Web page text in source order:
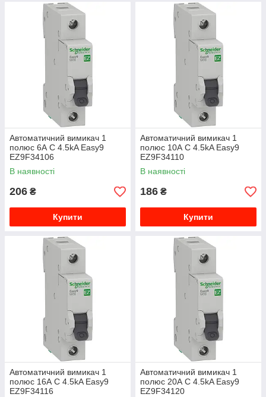
Автоматичний вимикач 1
полюс 6А C 4.5kA Easy9
EZ9F34106
В наявності
206 ₴
Купити
Автоматичний вимикач 1
полюс 10А C 4.5kA Easy9
EZ9F34110
В наявності
186 ₴
Купити
Автоматичний вимикач 1
полюс 16А C 4.5kA Easy9
EZ9F34116
Автоматичний вимикач 1
полюс 20А C 4.5kA Easy9
EZ9F34120